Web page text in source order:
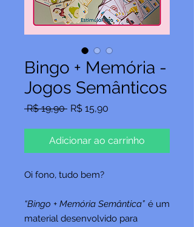
Bingo + Memória -
Jogos Semânticos
R$ 19,90 Preço
R$ 15,90
Adicionar ao carrinho
Oi fono, tudo bem?
“Bingo + Memória Semântica” é um
material desenvolvido para